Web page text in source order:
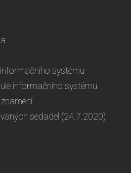
systému
informačního systému
sedadel (24.7.2020)